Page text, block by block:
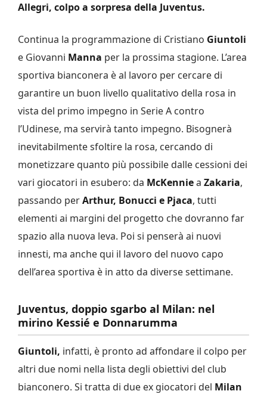
Allegri, colpo a sorpresa della Juventus.
Continua la programmazione di Cristiano Giuntoli
e Giovanni Manna per la prossima stagione. L’area
sportiva bianconera è al lavoro per cercare di
garantire un buon livello qualitativo della rosa in
vista del primo impegno in Serie A contro
l’Udinese, ma servirà tanto impegno. Bisognerà
inevitabilmente sfoltire la rosa, cercando di
monetizzare quanto più possibile dalle cessioni dei
vari giocatori in esubero: da McKenniea Zakaria,
passando perArthur, Bonucci e Pjaca, tutti
elementi ai margini del progetto che dovranno far
spazio alla nuova leva. Poi si penserà ai nuovi
innesti, ma anche qui il lavoro del nuovo capo
dell’area sportiva è in atto da diverse settimane.
Juventus, doppio sgarbo al Milan: nel
mirino Kessié e Donnarumma
Giuntoli, infatti, è pronto ad affondare il colpo per
altri due nomi nella lista degli obiettivi del club
bianconero. Si tratta di due ex giocatori del Milan